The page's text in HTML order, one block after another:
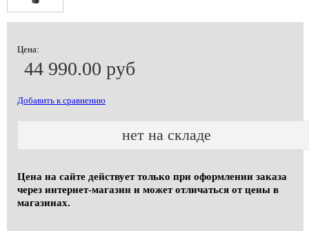
Цена:
44 990.00 руб
Добавить к сравнению
нет на складе
Цена на сайте действует только при оформлении заказа
через интернет-магазин и может отличаться от цены в
магазинах.